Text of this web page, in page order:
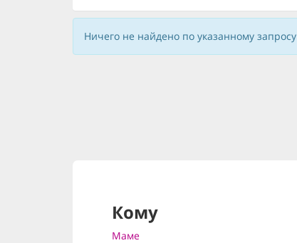
Ничего не найдено по указанному запросу
Кому
Маме